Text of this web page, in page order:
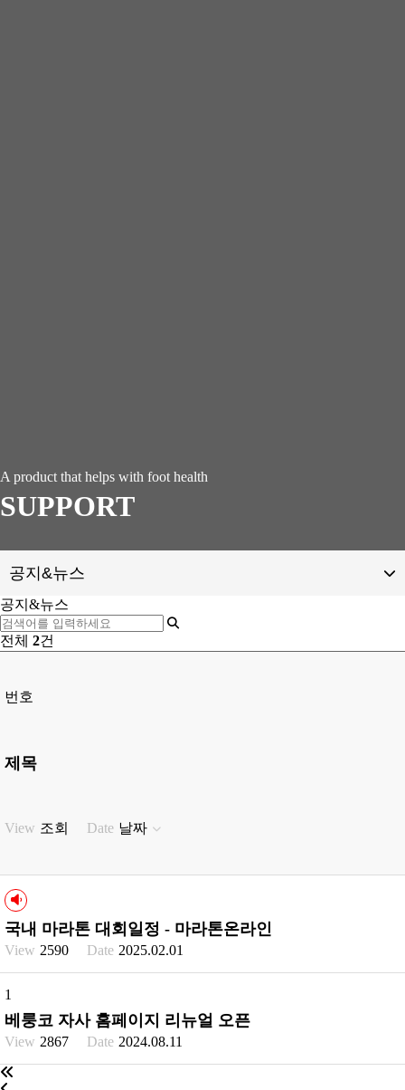
A product that helps with foot health
SUPPORT
공지&뉴스
공지&뉴스
갤러리
공지&뉴스
전체 2건
번호
제목
조회 날짜
국내 마라톤 대회일정 - 마라톤온라인
2590 2025.02.01
1
베룽코 자사 홈페이지 리뉴얼 오픈
2867 2024.08.11